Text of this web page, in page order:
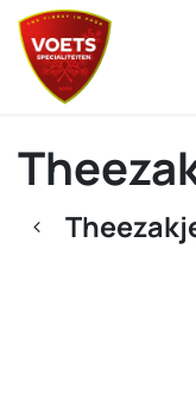
Overslaan naar inhoud